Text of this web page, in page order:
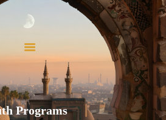
Programs